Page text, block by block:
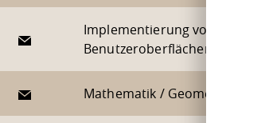
Implementierung von
Benutzeroberflächen
Mathematik / Geometrie